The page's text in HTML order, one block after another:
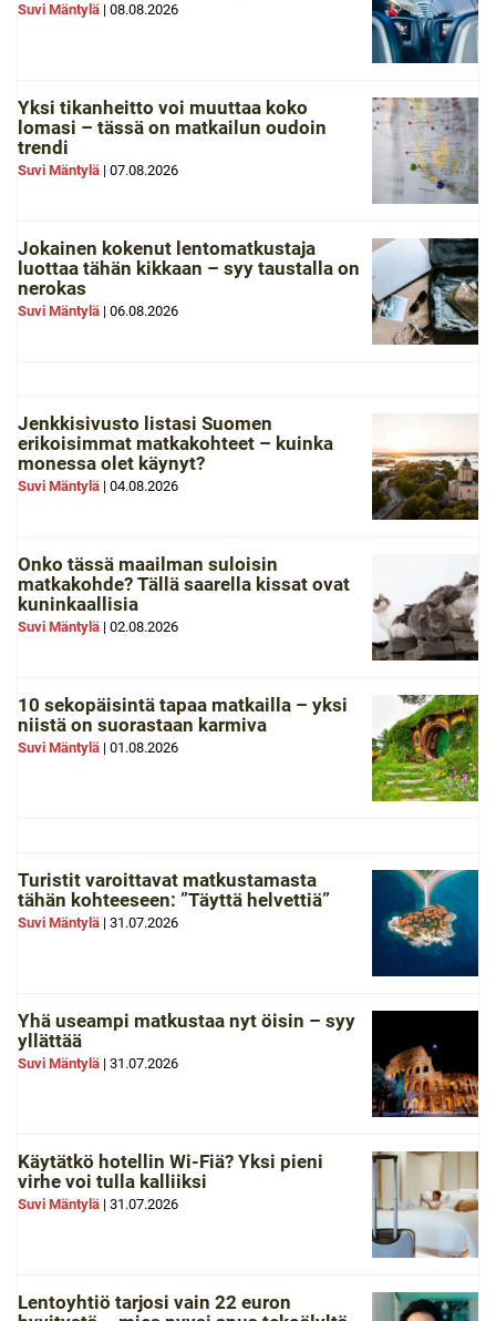
Suvi Mäntylä | 08.08.2026
Yksi tikanheitto voi muuttaa koko
lomasi – tässä on matkailun oudoin
trendi
Suvi Mäntylä | 07.08.2026
Jokainen kokenut lentomatkustaja
luottaa tähän kikkaan – syy taustalla on
nerokas
Suvi Mäntylä | 06.08.2026
Jenkkisivusto listasi Suomen
erikoisimmat matkakohteet – kuinka
monessa olet käynyt?
Suvi Mäntylä | 04.08.2026
Onko tässä maailman suloisin
matkakohde? Tällä saarella kissat ovat
kuninkaallisia
Suvi Mäntylä | 02.08.2026
10 sekopäisintä tapaa matkailla – yksi
niistä on suorastaan karmiva
Suvi Mäntylä | 01.08.2026
Turistit varoittavat matkustamasta
tähän kohteeseen: ”Täyttä helvettiä”
Suvi Mäntylä | 31.07.2026
Yhä useampi matkustaa nyt öisin – syy
yllättää
Suvi Mäntylä | 31.07.2026
Käytätkö hotellin Wi-Fiä? Yksi pieni
virhe voi tulla kalliiksi
Suvi Mäntylä | 31.07.2026
Lentoyhtiö tarjosi vain 22 euron